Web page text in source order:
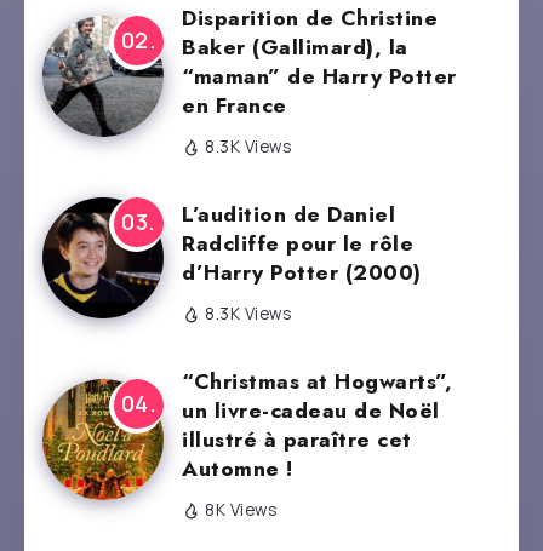
Disparition de Christine
Baker (Gallimard), la
“maman” de Harry Potter
en France
8.3K Views
L’audition de Daniel
Radcliffe pour le rôle
d’Harry Potter (2000)
8.3K Views
“Christmas at Hogwarts”,
un livre-cadeau de Noël
illustré à paraître cet
Automne !
8K Views